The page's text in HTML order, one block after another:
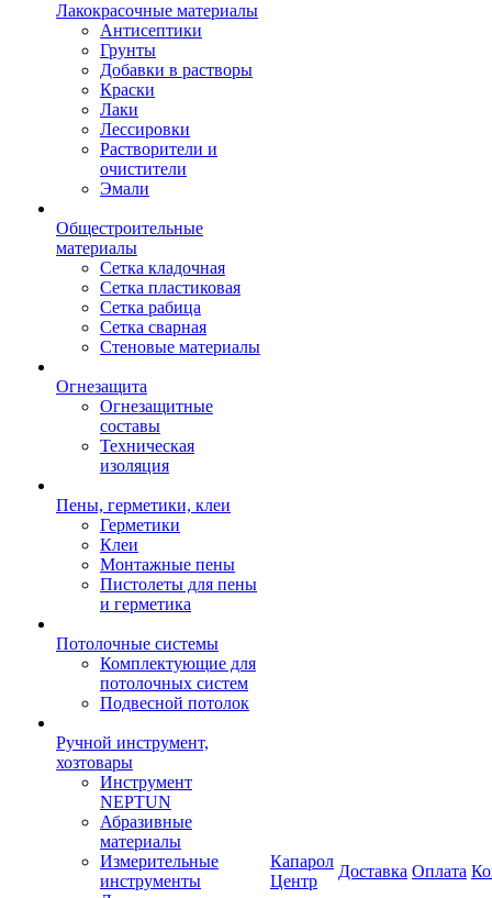
Лакокрасочные материалы
Антисептики
Грунты
Добавки в растворы
Краски
Лаки
Лессировки
Растворители и
очистители
Эмали
Общестроительные
материалы
Сетка кладочная
Сетка пластиковая
Сетка рабица
Сетка сварная
Стеновые материалы
Огнезащита
Огнезащитные
составы
Техническая
изоляция
Пены, герметики, клеи
Герметики
Клеи
Монтажные пены
Пистолеты для пены
и герметика
Потолочные системы
Комплектующие для
потолочных систем
Подвесной потолок
Ручной инструмент,
хозтовары
Инструмент
NEPTUN
Абразивные
материалы
Измерительные
инструменты
Капарол
Центр
Доставка Оплата